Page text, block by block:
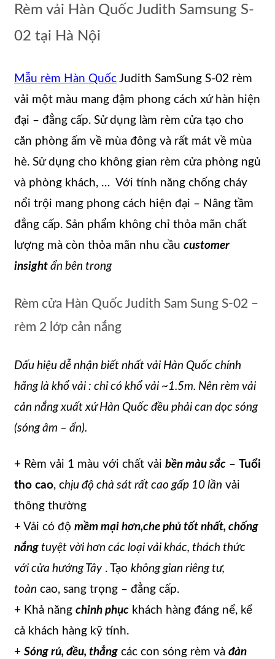
Rèm vải Hàn Quốc Judith Samsung S-
02 tại Hà Nội
Mẫu rèm Hàn Quốc Judith SamSung S-02 rèm
vải một màu mang đậm phong cách xứ hàn hiện
đại – đẳng cấp. Sử dụng làm rèm cửa tạo cho
căn phòng ấm về mùa đông và rất mát về mùa
hè. Sử dụng cho không gian rèm cửa phòng ngủ
và phòng khách, … Với tính năng chống cháy
nổi trội mang phong cách hiện đại – Nâng tầm
đẳng cấp. Sản phẩm không chỉ thỏa mãn chất
lượng mà còn thỏa mãn nhu cầu customer
insight ẩn bên trong
Rèm cửa Hàn Quốc Judith Sam Sung S-02 –
rèm 2 lớp cản nắng
Dấu hiệu dễ nhận biết nhất vải Hàn Quốc chính
hãng là khổ vải : chỉ có khổ vải ~1.5m. Nên rèm vải
cản nắng xuất xứ Hàn Quốc đều phải can dọc sóng
(sóng âm – ẩn).
+ Rèm vải 1 màu với chất vải bền màu sắc – Tuổi
tho cao, chịu độ chà sát rất cao gấp 10 lần vải
thông thường
+ Vải có độ mềm mại hơn,che phủ tốt nhất, chống
nắng tuyệt vời hơn các loại vải khác, thách thức
với cửa hướng Tây. Tạo không gian riêng tư,
toàn cao, sang trọng – đẳng cấp.
+ Khả năng chinh phục khách hàng đáng nể, kể
cả khách hàng kỹ tính.
+ Sóng rủ, đều, thẳng các con sóng rèm và đàn